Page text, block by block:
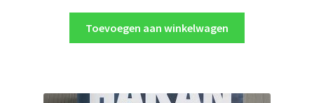
Toevoegen aan winkelwagen